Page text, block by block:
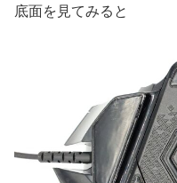
底面を見てみると